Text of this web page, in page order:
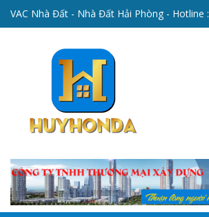
VAC Nhà Đất - Nhà Đất Hải Phòng - Hotline :